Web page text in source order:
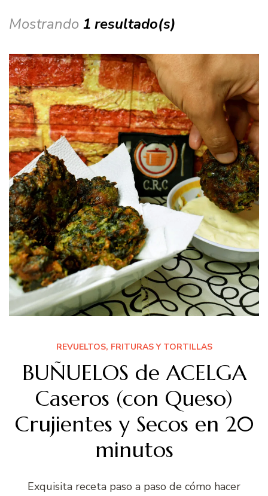
Mostrando 1 resultado(s)
REVUELTOS, FRITURAS Y TORTILLAS
BUÑUELOS de ACELGA
Caseros (con Queso)
Crujientes y Secos en 20
minutos
Exquisita receta paso a paso de cómo hacer